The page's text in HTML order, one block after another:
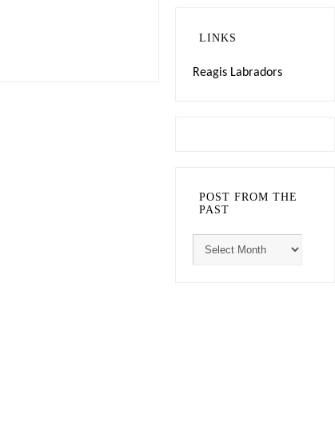
LINKS
Reagis Labradors
POST FROM THE
PAST